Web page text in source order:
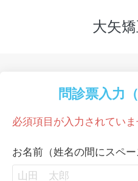
大矢
問診票入力
必須項目が入力されてい
お名前（姓名の間にスペー